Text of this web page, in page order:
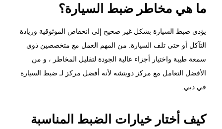
ما هي مخاطر ضبط السيارة؟
يؤدي ضبط السيارة بشكل غير صحيح إلى انخفاض الموثوقية وزيادة
التآكل أو حتى تلف السيارة. من المهم العمل مع متخصصين ذوي
سمعة طيبة واختيار أجزاء عالية الجودة لتقليل المخاطر ، و من
الأفضل التعامل مع مركز دويتشه لأنه أفضل مركز لـ ضبط السيارة
في دبي.
كيف أختار خيارات الضبط المناسبة